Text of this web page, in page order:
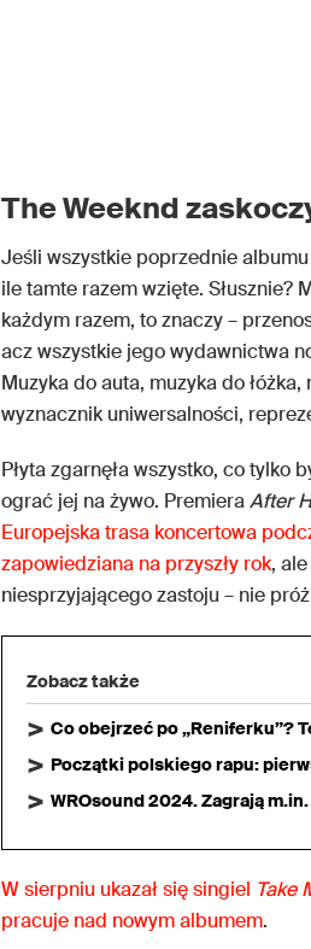
The Weeknd
Jeśli wszystkie poprzednie
ile tamte razem wzięte. Słusznie?
każdym razem, to znaczy –
acz wszystkie jego wydawnictwa
Muzyka do auta, muzyka do
wyznacznik uniwersalności,
Płyta zgarnęła wszystko, co tylko
ograć jej na żywo. PremieraAfter
Europejska trasa koncertowa
zapowiedziana na przyszły rok, ale
niesprzyjającego zastoju – nie
Zobacz także
Co obejrzeć po „Reniferku”?
Początki polskiego rapu:
WROsound 2024. Zagrają
W sierpniu ukazał się singiel Take
pracuje nad nowym albumem.